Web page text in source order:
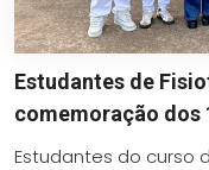
Estudantes de
comemoração dos
Estudantes do curso